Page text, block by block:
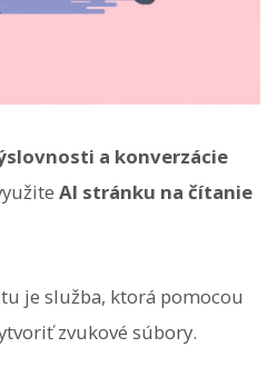
a konverzácie
AI stránku na čítanie
je služba, ktorá pomocou
zvukové súbory.